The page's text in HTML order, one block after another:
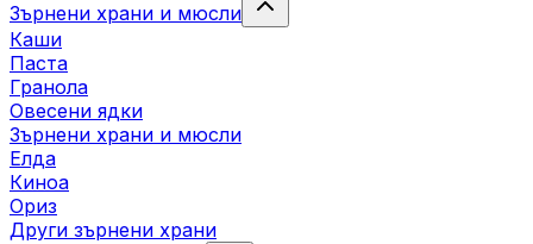
Зърнени храни и мюсли
Каши
Паста
Гранола
Овесени ядки
Зърнени храни и мюсли
Елда
Киноа
Ориз
Други зърнени храни